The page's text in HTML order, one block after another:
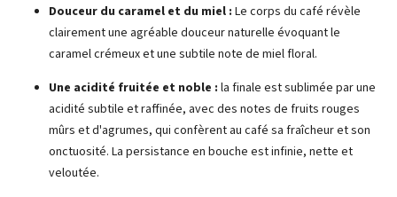
Douceur du caramel et du miel : Le corps du café révèle
clairement une agréable douceur naturelle évoquant le
caramel crémeux et une subtile note de miel floral.
Une acidité fruitée et noble : la finale est sublimée par une
acidité subtile et raffinée, avec des notes de fruits rouges
mûrs et d'agrumes, qui confèrent au café sa fraîcheur et son
onctuosité. La persistance en bouche est infinie, nette et
veloutée.